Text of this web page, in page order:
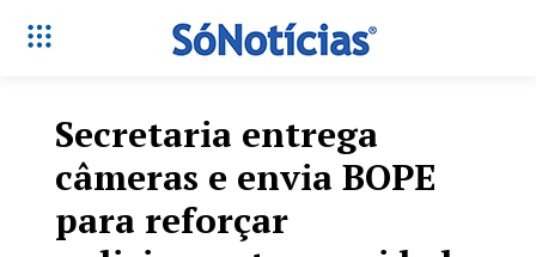
Secretaria entrega
câmeras e envia BOPE
para reforçar